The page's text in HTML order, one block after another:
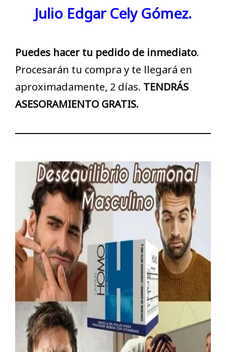
Julio Edgar Cely Gómez.
Puedes hacer tu pedido de inmediato.
Procesarán tu compra y te llegará en
aproximadamente, 2 días. TENDRÁS
ASESORAMIENTO GRATIS.